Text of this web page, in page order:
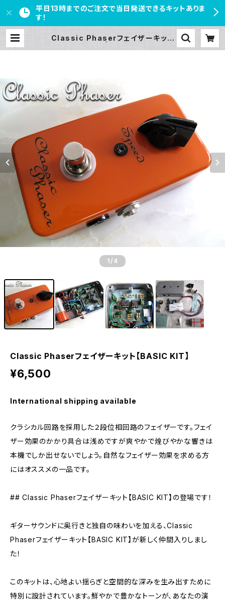
平日13時までのご注文で当日発送できるキットありま
す！
Classic Phaserフェイザーキット
1 /4
Classic Phaserフェイザーキット【BASIC KIT】
¥6,500
International shipping available
クラシカル回路を採用した２段位相回路のフェイザーです。フェイ
ザー効果のかかり具合は浅めですが爽やかで煌びやかな響きは
本機でしか出せないでしょう。自然なフェイザー効果を求める方
にはオススメの一品です。
## Classic Phaserフェイザーキット【BASIC KIT】の登場です！
ギターサウンドに奥行きと独自の味わいを加える、Classic
Phaserフェイザーキット【BASIC KIT】が新しく仲間入りしまし
た！
このキットは、心地よい揺らぎと空間的な深みを生み出すために
特別に設計されています。鮮やかで豊かなトーンが、あなたの演